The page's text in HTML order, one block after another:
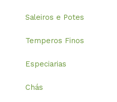
Saleiros e Potes
Temperos Finos
Especiarias
Chás